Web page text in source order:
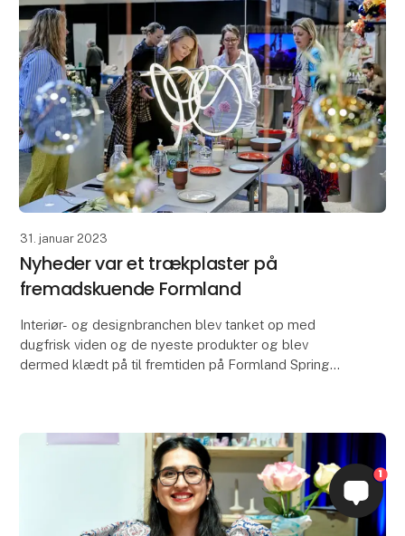
31. januar 2023
Nyheder var et trækplaster på
fremadskuende Formland
Interiør- og designbranchen blev tanket op med
dugfrisk viden og de nyeste produkter og blev
dermed klædt på til fremtiden på Formland Spring
1